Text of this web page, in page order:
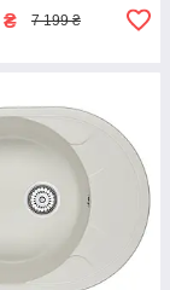
₴ 7 199 ₴